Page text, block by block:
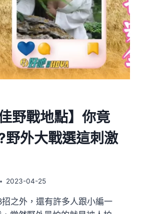
野戰地點】你竟
野外大戰選這刺激
2023-04-25
之外，還有許多人跟小編一